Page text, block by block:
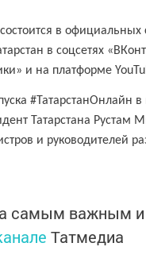
в официальных
в соцсетях
и на платформе
#ТатарстанОнлайн
Татарстана Рустам
и руководителей
самым важным
Татмедиа